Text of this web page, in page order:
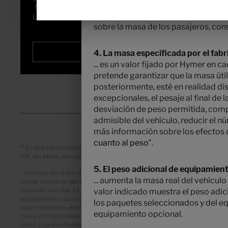
7,19 m
Longitud
Seleccionado
Es una recomendación de precios no vinculantes en EURO, basada
* La masa en orden de marcha indicada hace referencia un valor
puede desviarse del valor indicado anteriormente. Se admiten y
orden de marcha. La masa especificada por el fabricante para el
equipamiento opcional montado de fábrica. La limitación del
posteriormente, esté en realidad disponible en la capacidad de carga
casos excepcionales, el pesaje indica que la posibilidad de carga real
sobre la masa de los pasajeros,
4. La masa especificada por el
... es un valor fijado por Hymer en
pretende garantizar que la masa
posteriormente, esté en realidad
excepcionales, el pesaje al final de
desviación de peso permitida,
admisible del vehículo, reducir el
más información sobre los efectos
cuanto al peso".
5. El peso adicional de
... aumenta la masa real del
valor indicado muestra el peso
los paquetes seleccionados y del
equipamiento opcional.